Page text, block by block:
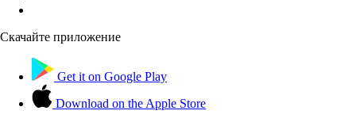
Скачайте приложение
Get it on Google Play
Download on the Apple Store